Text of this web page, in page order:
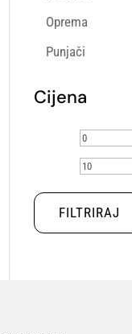
Oprema
Punjači
Cijena
Min
cijena
FILTRIRAJ